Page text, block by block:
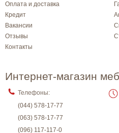
Оплата и доставка
Кредит
Вакансии
Отзывы
Контакты
Интернет-магазин
Телефоны:
(044) 578-17-77
(063) 578-17-77
(096) 117-117-0